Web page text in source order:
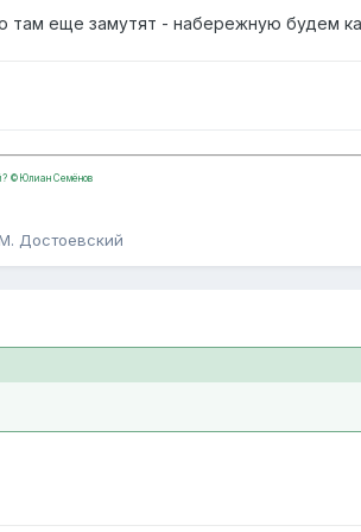
еще замутят - набережную будем
©Юлиан Семёнов
Достоевский